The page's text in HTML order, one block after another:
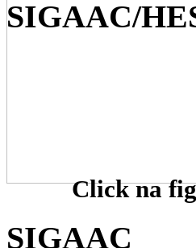
SIGAAC/
Click na
SIGAAC